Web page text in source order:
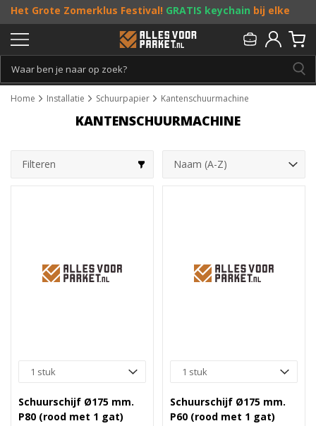
Het Grote Zomerklus Festival! GRATIS keychain bij elke
bestelling vanaf €25, entoffe acties! Doe je mee?
Persoonlijk & gratis advies:013 - 207 00 01
Home Installatie Schuurpapier Kantenschuurmachine
KANTENSCHUURMACHINE
Filteren
Schuurschijf Ø175 mm.
P80 (rood met 1 gat)
Schuurschijf Ø175 mm.
P60 (rood met 1 gat)